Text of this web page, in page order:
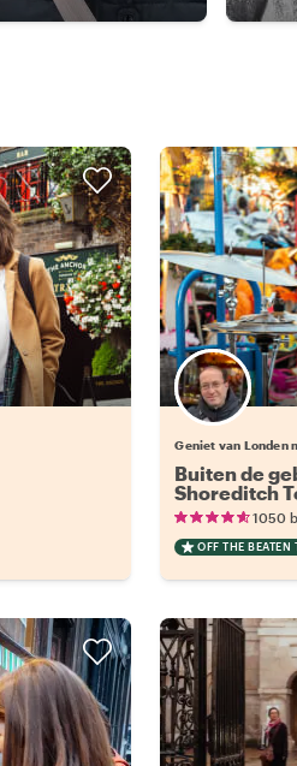
Geniet van Londen
Buiten de
Shoreditch
1050
OFF THE BEATEN